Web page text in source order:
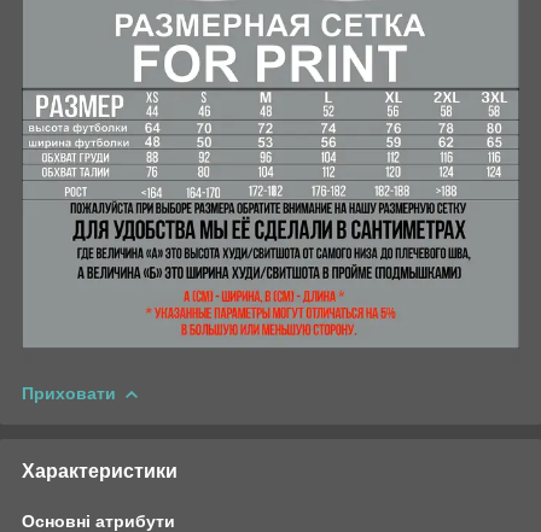
Приховати
Характеристики
Основні атрибути